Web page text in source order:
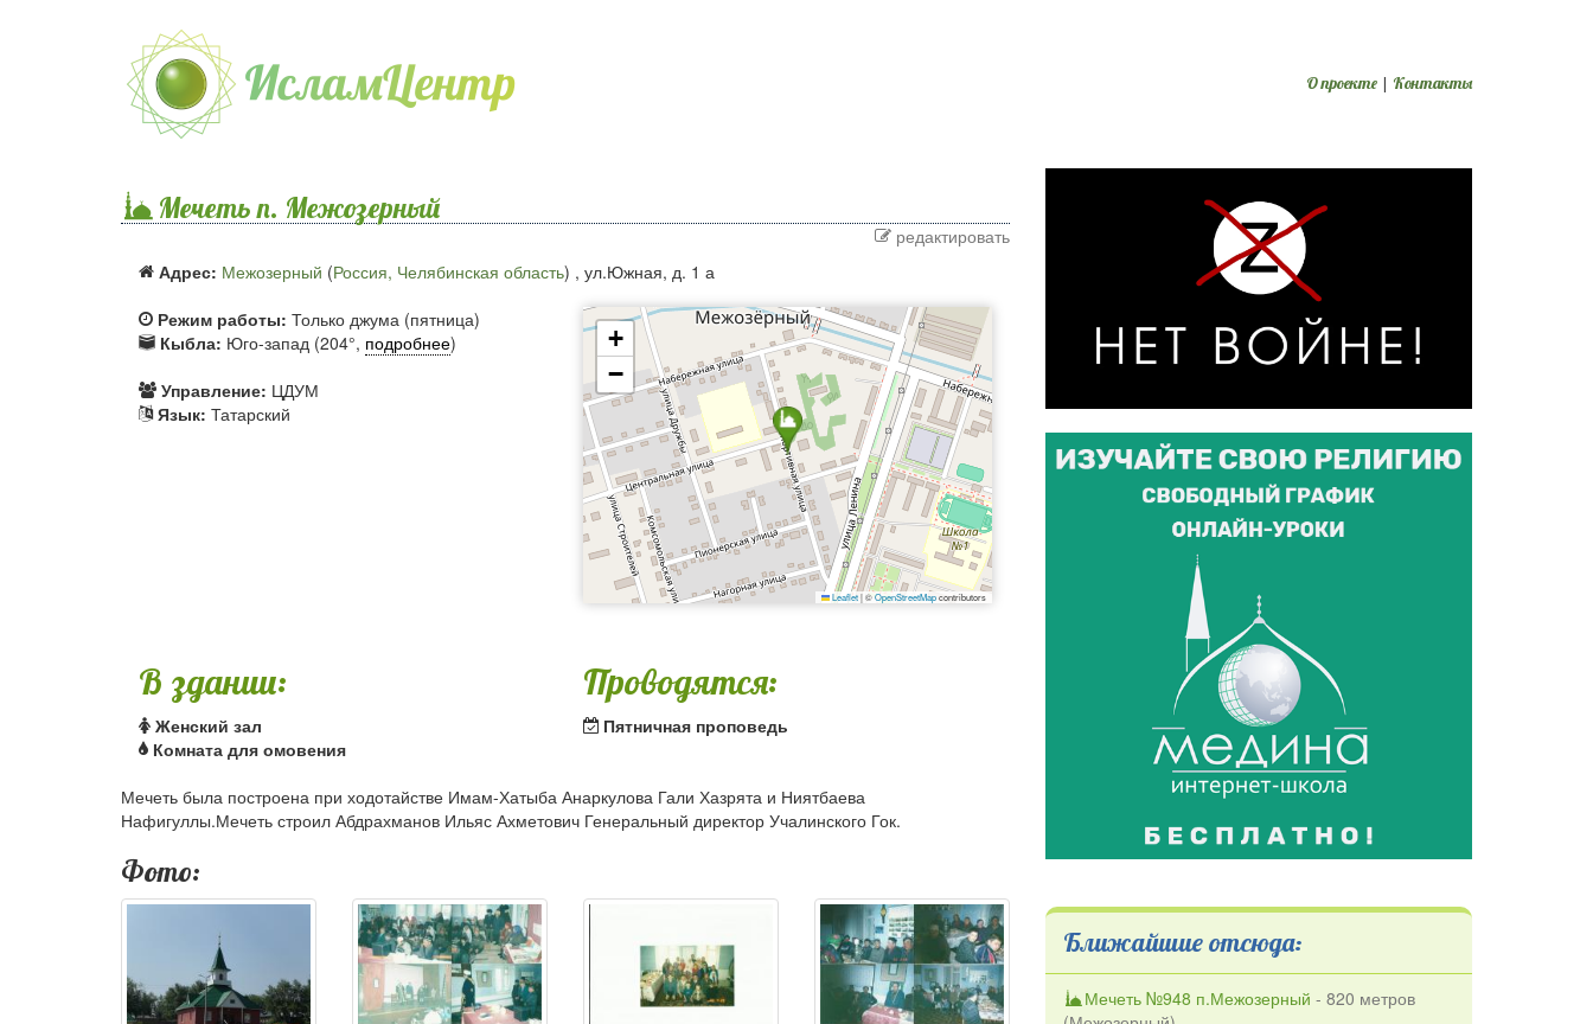
О проекте | Контакты
Мечеть п. Межозерный
редактировать
Адрес: Межозерный (Россия, Челябинская область) , ул.Южная, д. 1 а
Режим работы: Только джума (пятница)
Кыбла: Юго-запад (204°, подробнее)
Управление: ЦДУМ
Язык: Татарский
+
−
Leaflet|©OpenStreetMapcontributors
В здании:
Женский зал
Комната для омовения
Проводятся:
Пятничная проповедь
Мечеть была построена при ходотайстве Имам-Хатыба Анаркулова Гали Хазрята и Ниятбаева
Нафигуллы.Мечеть строил Абдрахманов Ильяс Ахметович Генеральный директор Учалинского Гок.
Фото:
Ближайшие отсюда:
Мечеть №948 п.Межозерный - 820 метров